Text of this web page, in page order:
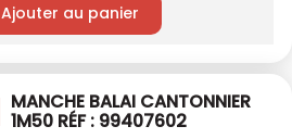
Ajouter au panier
MANCHE BALAI CANTONNIER
1M50 RÉF : 99407602